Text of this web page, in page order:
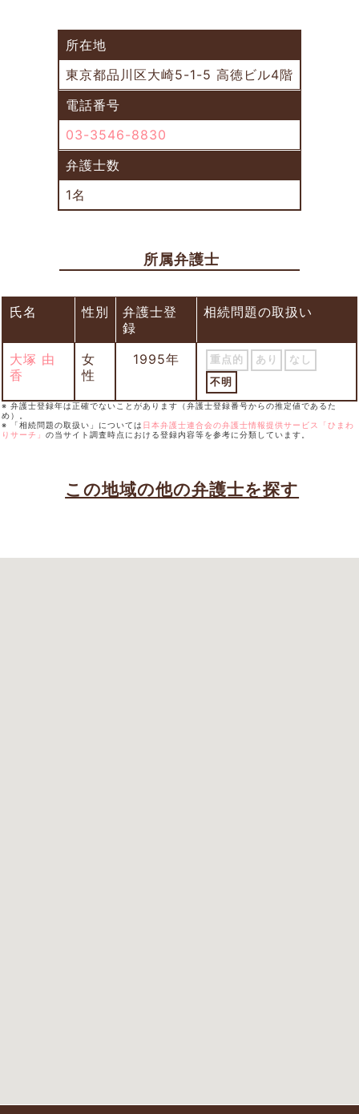
所在地
東京都品川区大崎5-1-5 高徳ビル4階
電話番号
03-3546-8830
弁護士数
1名
所属弁護士
氏名 性別
弁護士登
録
相続問題の取扱い
大塚 由
香
女
性
1995年 重点的 あり
なし
不明
※ 弁護士登録年は正確でないことがあります（弁護士登録番号からの推定値であるた
め）。
※ 「相続問題の取扱い」については 日本弁護士連合会の弁護士情報提供サービス「ひまわ
りサーチ」 の当サイト調査時点における登録内容等を参考に分類しています。
この地域の他の弁護士を探す